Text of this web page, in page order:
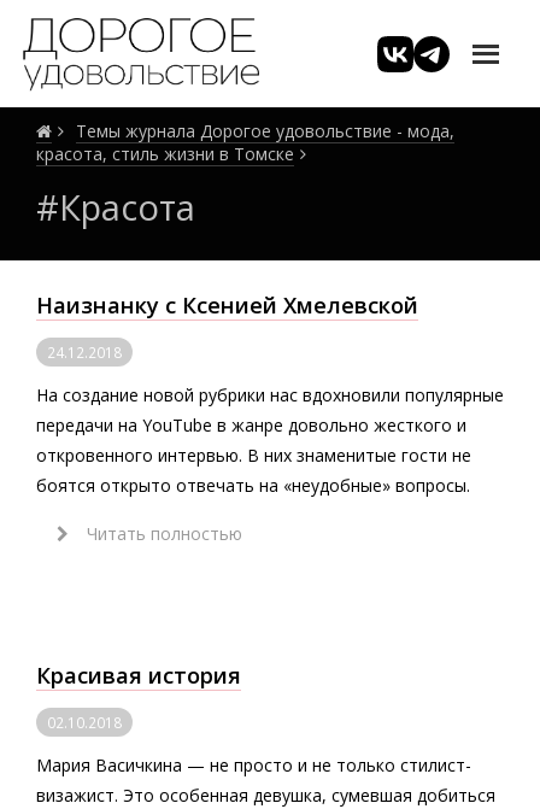
Темы журнала Дорогое удовольствие - мода,
красота, стиль жизни в Томске
#Красота
Наизнанку с Ксенией Хмелевской
24.12.2018
На создание новой рубрики нас вдохновили популярные
передачи на YouTube в жанре довольно жесткого и
откровенного интервью. В них знаменитые гости не
боятся открыто отвечать на «неудобные» вопросы.
Читать полностью
Красивая история
02.10.2018
Мария Васичкина — не просто и не только стилист-
визажист. Это особенная девушка, сумевшая добиться